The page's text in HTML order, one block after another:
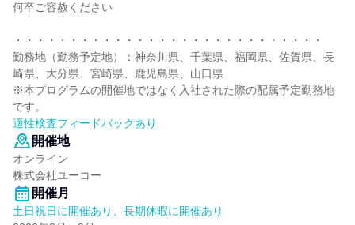
何卒ご容赦ください
・・・・・・・・・・・・・・・・・・・・・・・・・・・・
勤務地（勤務予定地）：神奈川県、千葉県、福岡県、佐賀県、長
崎県、大分県、宮崎県、鹿児島県、山口県
※本プログラムの開催地ではなく入社された際の配属予定勤務地
です。
適性検査フィードバックあり
開催地
オンライン
株式会社ユーコー
開催月
土日祝日に開催あり、長期休暇に開催あり